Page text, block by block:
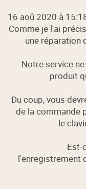
16 aoû 2020 à
Comme je l'ai
une réparation
Notre service
produit
Du coup, vous
de la commande
le
Est-
l'enregistrement